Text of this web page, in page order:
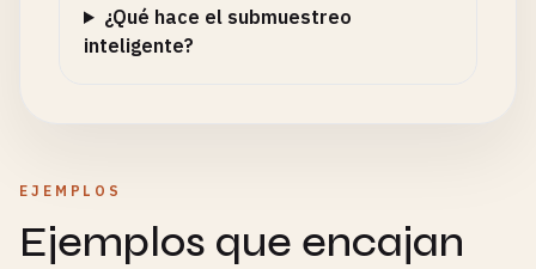
¿Qué hace el submuestreo
inteligente?
EJEMPLOS
Ejemplos que encajan